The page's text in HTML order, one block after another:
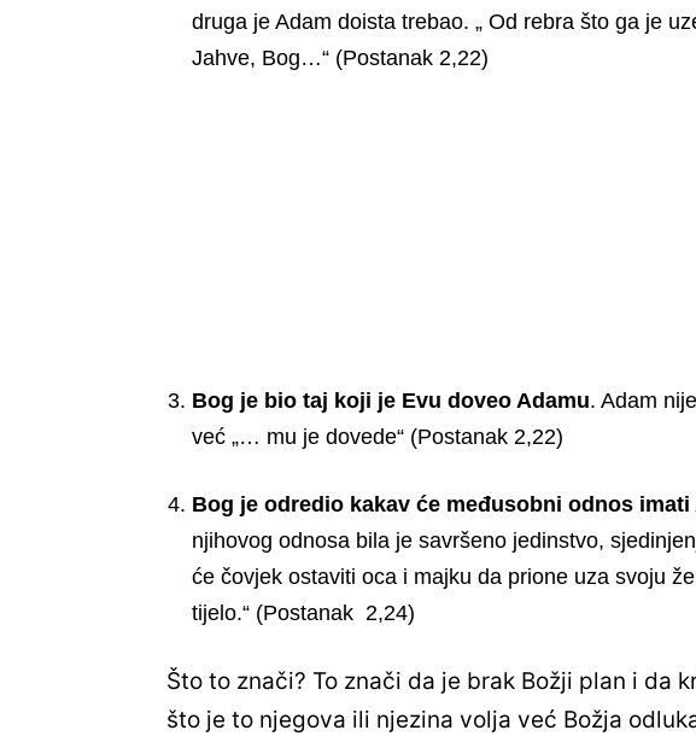
druga je Adam doista trebao. „ Od rebra što ga je
Jahve, Bog…“ (Postanak 2,22)
Bog je bio taj koji je Evu doveo Adamu. Adam
već „… mu je dovede“ (Postanak 2,22)
Bog je odredio kakav će međusobni odnos imati
njihovog odnosa bila je savršeno jedinstvo,
će čovjek ostaviti oca i majku da prione uza svoju
tijelo.“ (Postanak 2,24)
Što to znači? To znači da je brak Božji plan i da
što je to njegova ili njezina volja već Božja